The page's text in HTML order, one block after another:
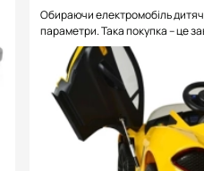
Обираючи електромобіль
параметри. Така покупка – це